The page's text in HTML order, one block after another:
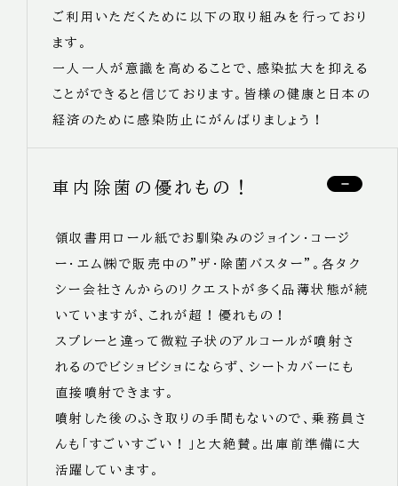
ご利用いただくために以下の取り組みを行っており
ます。
一人一人が意識を高めることで、感染拡大を抑える
ことができると信じております。皆様の健康と日本の
経済のために感染防止にがんばりましょう！
車内除菌の優れもの！
領収書用ロール紙でお馴染みのジョイン・コージ
ー・エム㈱で販売中の”ザ・除菌バスター”。各タク
シー会社さんからのリクエストが多く品薄状態が続
いていますが、これが超！優れもの！
スプレーと違って微粒子状のアルコールが噴射さ
れるのでビショビショにならず、シートカバーにも
直接噴射できます。
噴射した後のふき取りの手間もないので、乗務員さ
んも「すごいすごい！」と大絶賛。出庫前準備に大
活躍しています。